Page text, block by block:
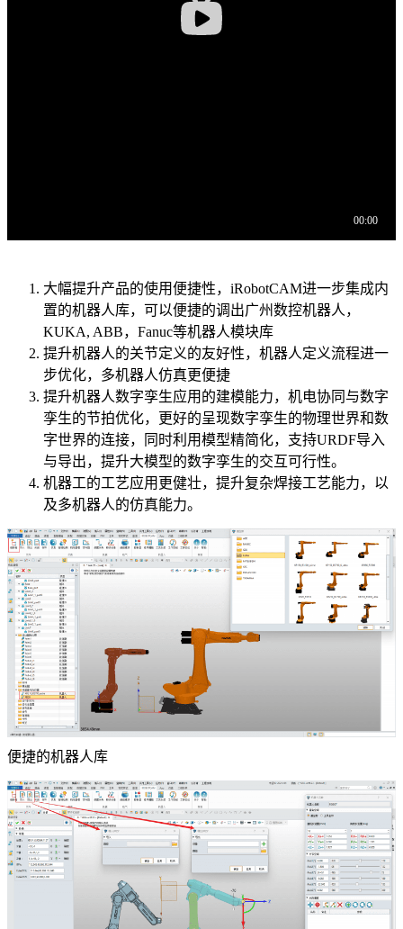
大幅提升产品的使用便捷性，iRobotCAM进一步集成内
置的机器人库，可以便捷的调出广州数控机器人，
KUKA, ABB，Fanuc等机器人模块库
提升机器人的关节定义的友好性，机器人定义流程进一
步优化，多机器人仿真更便捷
提升机器人数字孪生应用的建模能力，机电协同与数字
孪生的节拍优化，更好的呈现数字孪生的物理世界和数
字世界的连接，同时利用模型精简化，支持URDF导入
与导出，提升大模型的数字孪生的交互可行性。
机器工的工艺应用更健壮，提升复杂焊接工艺能力，以
及多机器人的仿真能力。
便捷的机器人库